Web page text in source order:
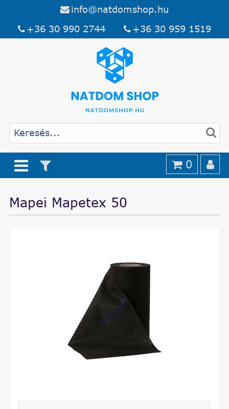
info@natdomshop.hu
+36 30 990 2744
+36 30 959 1519
0
Mapei Mapetex 50